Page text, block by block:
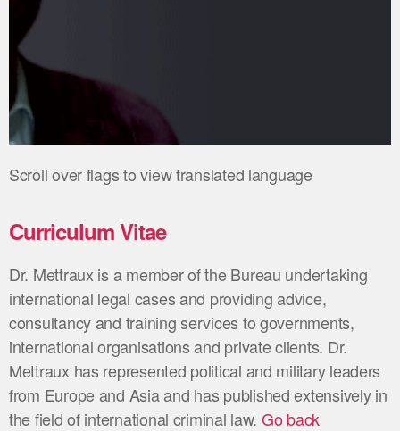
Dr. Guénaël
guénaël.mettraux@internation
allawbureau.com
Scroll over flags to view translated language
Curriculum Vitae
Dr. Mettraux is a member of the Bureau undertaking
international legal cases and providing advice,
consultancy and training services to governments,
international organisations and private clients. Dr.
Mettraux has represented political and military leaders
from Europe and Asia and has published extensively in
the field of international criminal law. Go back